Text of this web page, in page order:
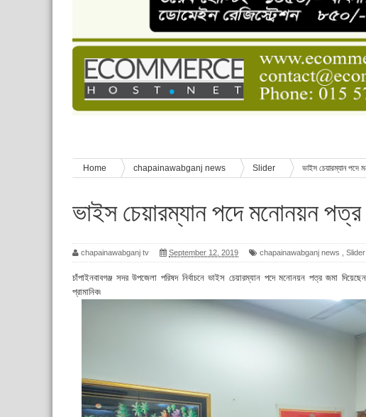
চাঁপাইনবাবগঞ্জে শেষ হয়েছে ৫ দিনের স্কাউট ইউনিট লিডার বেসিক কোর্স
বাংলাদেশ স্কাউটস দিবস পালন
পানি সংকট, কলস নিয়ে বিক্ষোভ
ঈদের শুভেচ্ছা জানিয়েছেন সাবেক ছাত্রলীগ নেতা আবু হাসনাত সুমন
শিশু সুরক্ষা বিষয়ে চাঁপাইনবাবগঞ্জে দুই দিনব্যাপী প্রশিক্ষণ
Home chapainawabganj news Slider ভাইস চেয়ারম্যান পদে
ভাইস চেয়ারম্যান পদে মনোনয়ন
chapainawabganj tv September 12, 2019 chapainawabganj news Slider
চাঁপাইনবাবগঞ্জ সদর উপজেলা পরিষদ নির্বাচনে ভাইস চেয়ারম্যান পদে মনোনয়ন পত্র জমা
প্রামানিক৷